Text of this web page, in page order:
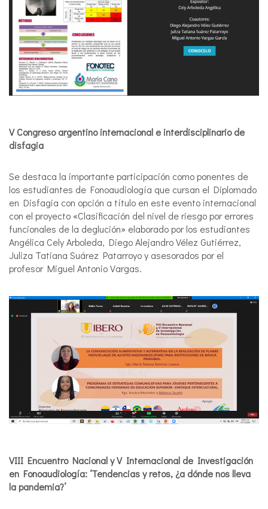
V Congreso argentino internacional e interdisciplinario de
disfagia
Se destaca la importante participación como ponentes de
los estudiantes de Fonoaudiología que cursan el Diplomado
en Disfagia con opción a título en este evento internacional
con el proyecto «Clasificación del nivel de riesgo por errores
funcionales de la deglución» elaborado por los estudiantes
Angélica Cely Arboleda, Diego Alejandro Vélez Gutiérrez,
Juliza Tatiana Suárez Patarroyo y asesorados por el
profesor Miguel Antonio Vargas.
VIII Encuentro Nacional y V Internacional de Investigación
en Fonoaudiología: ‘Tendencias y retos, ¿a dónde nos lleva
la pandemia?’